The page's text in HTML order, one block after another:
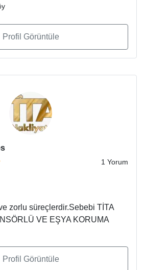
Profil Görüntüle
1 Yorum
zorlu süreçlerdir.Sebebi TİTA
VE EŞYA KORUMA
Profil Görüntüle